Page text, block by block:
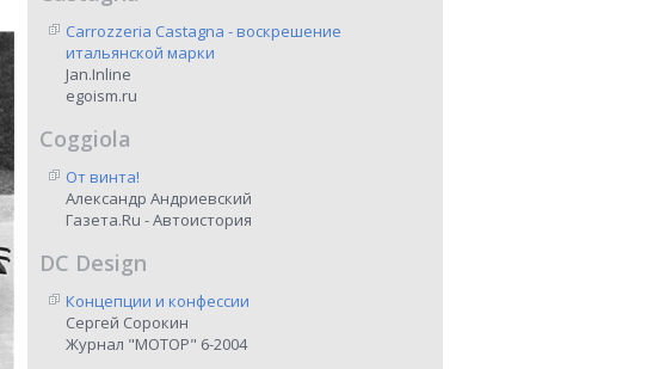
Carrozzeria Castagna - воскрешение
итальянской марки
Jan.Inline
egoism.ru
Coggiola
От винта!
Александр Андриевский
Газета.Ru - Автоистория
DC Design
Концепции и конфессии
Сергей Сорокин
Журнал "МОТОР" 6-2004